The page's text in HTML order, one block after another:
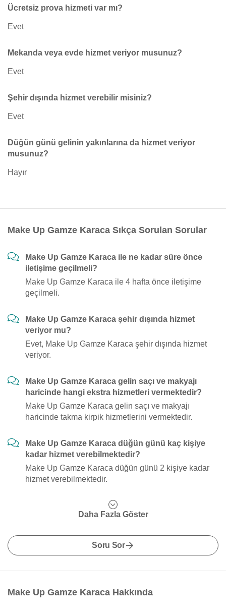
Ücretsiz prova hizmeti var mı?
Evet
Mekanda veya evde hizmet veriyor musunuz?
Evet
Şehir dışında hizmet verebilir misiniz?
Evet
Düğün günü gelinin yakınlarına da hizmet veriyor
musunuz?
Hayır
Make Up Gamze Karaca Sıkça Sorulan Sorular
Make Up Gamze Karaca ile ne kadar süre önce
iletişime geçilmeli?
Make Up Gamze Karaca ile 4 hafta önce iletişime
geçilmeli.
Make Up Gamze Karaca şehir dışında hizmet
veriyor mu?
Evet, Make Up Gamze Karaca şehir dışında hizmet
veriyor.
Make Up Gamze Karaca gelin saçı ve makyajı
haricinde hangi ekstra hizmetleri vermektedir?
Make Up Gamze Karaca gelin saçı ve makyajı
haricinde takma kirpik hizmetlerini vermektedir.
Make Up Gamze Karaca düğün günü kaç kişiye
kadar hizmet verebilmektedir?
Make Up Gamze Karaca düğün günü 2 kişiye kadar
hizmet verebilmektedir.
Daha Fazla Göster
Soru Sor
Make Up Gamze Karaca Hakkında